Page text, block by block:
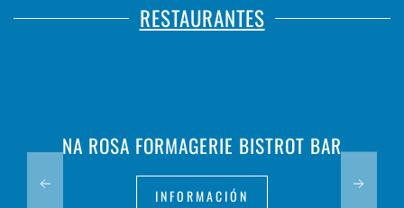
RESTAURANTES
NA ROSA FORMAGERIE BISTROT BAR
INFORMACIÓN